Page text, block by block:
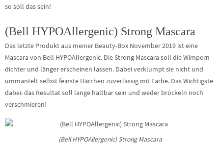
so soll das sein!
(Bell HYPOAllergenic) Strong Mascara
Das letzte Produkt aus meiner Beauty-Box November 2019 ist eine
Mascara von Bell HYPOAllergenic. Die Strong Mascara soll die Wimpern
dichter und länger erscheinen lassen. Dabei verklumpt sie nicht und
ummantelt selbst feinste Härchen zuverlässig mit Farbe. Das Wichtigste
dabei: das Resultat soll lange haltbar sein und weder bröckeln noch
verschmieren!
(Bell HYPOAllergenic) Strong Mascara